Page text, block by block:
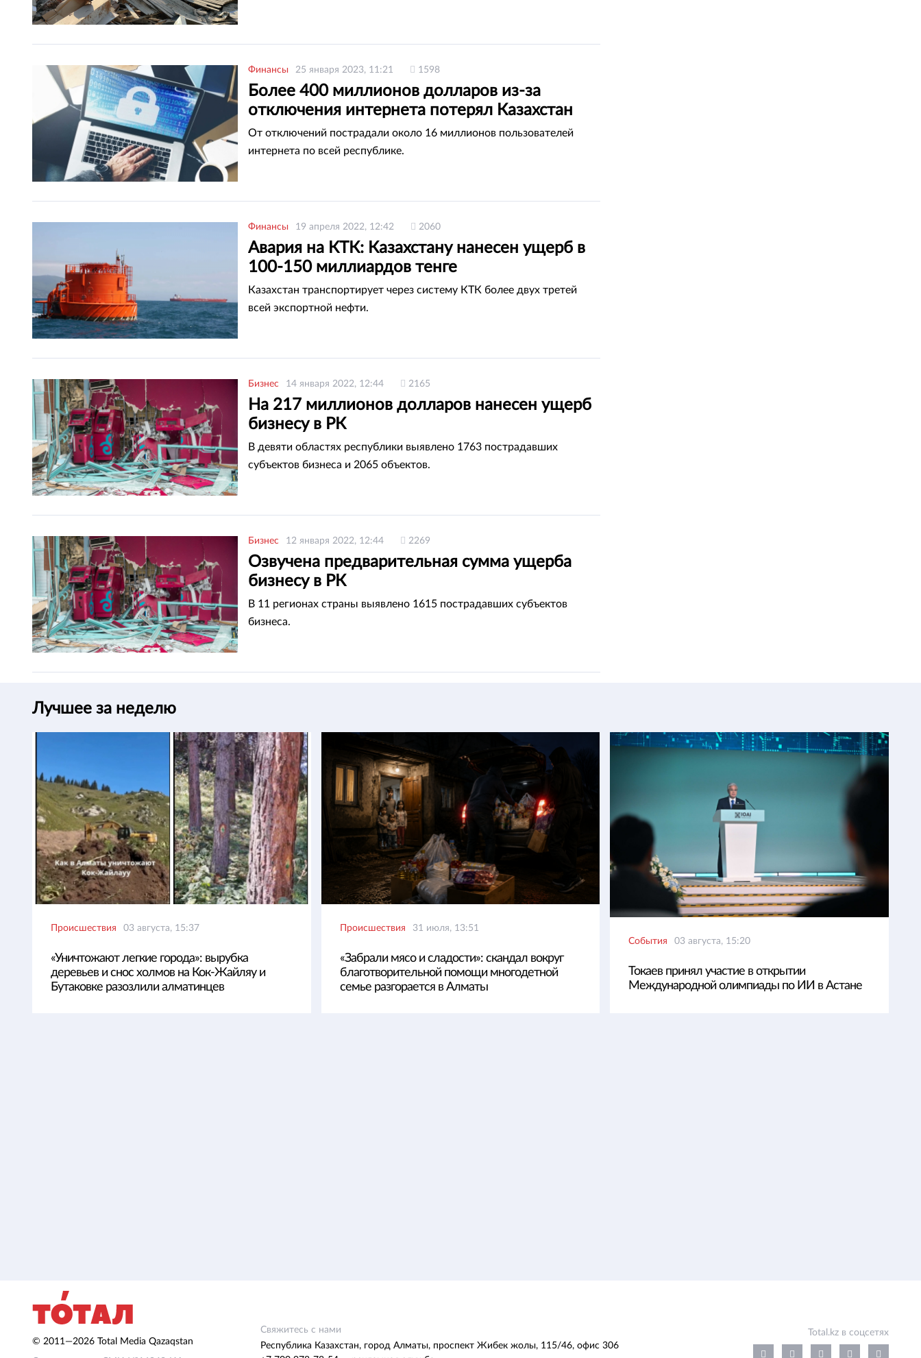
Финансы 25 января 2023, 11:21 1598
Более 400 миллионов долларов из-за
отключения интернета потерял Казахстан
От отключений пострадали около 16 миллионов пользователей
интернета по всей республике.
Финансы 19 апреля 2022, 12:42 2060
Авария на КТК: Казахстану нанесен ущерб в
100-150 миллиардов тенге
Казахстан транспортирует через систему КТК более двух третей
всей экспортной нефти.
Бизнес 14 января 2022, 12:44 2165
На 217 миллионов долларов нанесен ущерб
бизнесу в РК
В девяти областях республики выявлено 1763 пострадавших
субъектов бизнеса и 2065 объектов.
Бизнес 12 января 2022, 12:44 2269
Озвучена предварительная сумма ущерба
бизнесу в РК
В 11 регионах страны выявлено 1615 пострадавших субъектов
бизнеса.
Лучшее за неделю
Происшествия 03 августа, 15:37
«Уничтожают легкие города»: вырубка
деревьев и снос холмов на Кок-Жайляу и
Бутаковке разозлили алматинцев
Происшествия 31 июля, 13:51
«Забрали мясо и сладости»: скандал вокруг
благотворительной помощи многодетной
семье разгорается в Алматы
События 03 августа, 15:20
Токаев принял участие в открытии
Международной олимпиады по ИИ в Астане
© 2011—2026 Total Media Qazaqstan
Свяжитесь с нами
Республика Казахстан, город Алматы, проспект Жибек жолы, 115/46, офис 306
Total.kz в соцсетях